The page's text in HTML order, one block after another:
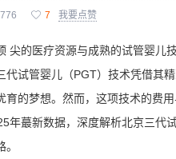
776  7 我要点赞
尖的医疗资源与成熟的试管婴儿
代试管婴儿（PGT）技术凭借其
育的梦想。然而，这项技术的费
年蕞新数据，深度解析北京三代